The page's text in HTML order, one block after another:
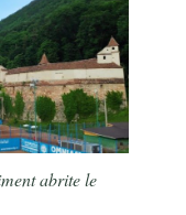
abrite le